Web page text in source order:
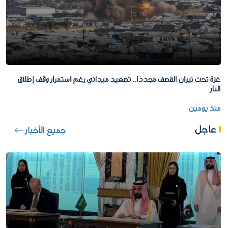
غزة تحت نيران القصف مجددًا.. تصعيد ميداني رغم استمرار وقف إطلاق
النار
منذ يومين
عاجل جميع الأخبار